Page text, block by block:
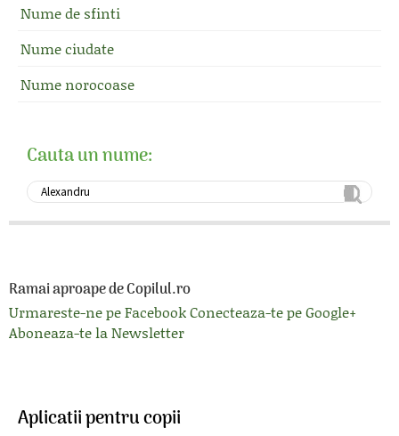
Nume de sfinti
Nume ciudate
Nume norocoase
Cauta un nume:
Ramai aproape de Copilul.ro
Urmareste-ne pe FacebookConecteaza-te pe Google+
Aboneaza-te la Newsletter
Aplicatii pentru copii